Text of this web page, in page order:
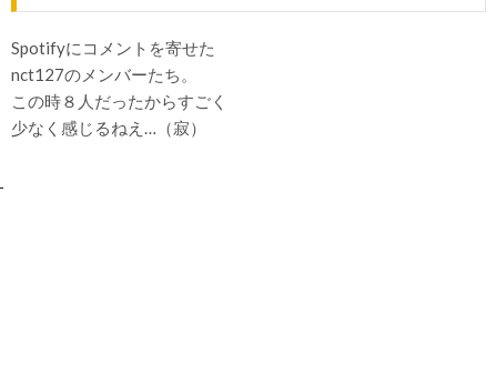
Spotifyにコメントを寄せた
nct127のメンバーたち。
この時８人だったからすごく
少なく感じるねえ…（寂）